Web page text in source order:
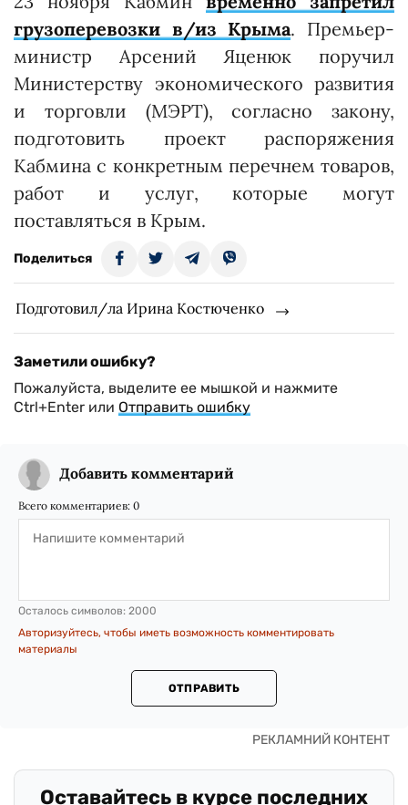
грузоперевозки в/из Крыма. Премьер-
министр Арсений Яценюк поручил
Министерству экономического развития
и торговли (МЭРТ), согласно закону,
подготовить проект распоряжения
Кабмина с конкретным перечнем товаров,
работ и услуг, которые могут
поставляться в Крым.
Поделиться
Подготовил/ла Ирина Костюченко
Заметили ошибку?
Пожалуйста, выделите ее мышкой и нажмите
Ctrl+Enter или Отправить ошибку
Добавить комментарий
Всего комментариев: 0
Осталось символов: 2000
Авторизуйтесь, чтобы иметь возможность комментировать
материалы
ОТПРАВИТЬ
Оставайтесь в курсе последних